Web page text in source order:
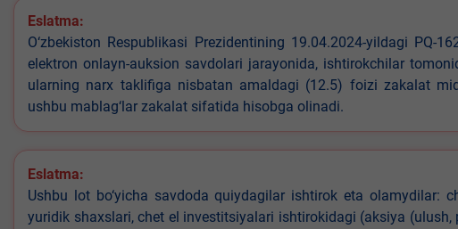
2
Eslatma:
O‘zbekiston Respublikasi Prezidentining 19.04.2024-yildagi PQ-
elektron onlayn-auksion savdolari jarayonida, ishtirokchilar
ularning narx taklifiga nisbatan amaldagi (12.5) foizi zakalat
ushbu mablag‘lar zakalat sifatida hisobga olinadi.
Eslatma:
Ushbu lot bo‘yicha savdoda quiydagilar ishtirok eta olamydilar:
yuridik shaxslari, chet el investitsiyalari ishtirokidagi (aksiya